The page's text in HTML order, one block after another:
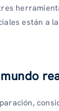
están a